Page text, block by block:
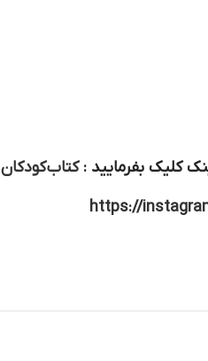
کلیک بفرمایید :کتاب کودکان
https://